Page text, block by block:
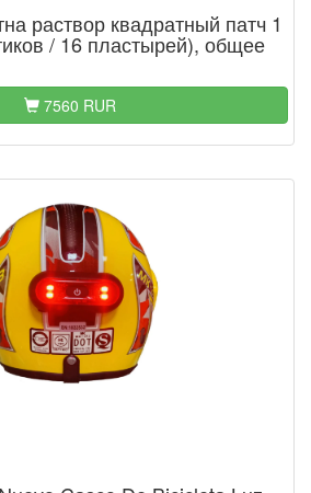
раствор квадратный патч 1
/ 16 пластырей), общее
7560 RUR